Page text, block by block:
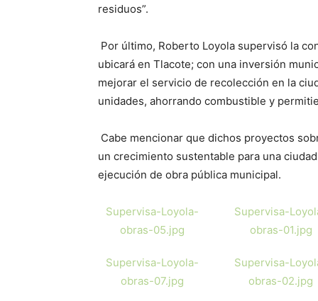
residuos”.
Por último, Roberto Loyola supervisó la
ubicará en Tlacote; con una inversión
mejorar el servicio de recolección en la
unidades, ahorrando combustible y
Cabe mencionar que dichos proyectos
un crecimiento sustentable para una
ejecución de obra pública municipal.
Supervisa-Loyola-
obras-05.jpg
Supervisa-
obras-01.jpg
Supervisa-Loyola-
obras-07.jpg
Supervisa-
obras-02.jpg